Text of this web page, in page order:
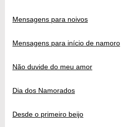
Mensagens para noivos
Mensagens para início de namoro
Não duvide do meu amor
Dia dos Namorados
Desde o primeiro beijo